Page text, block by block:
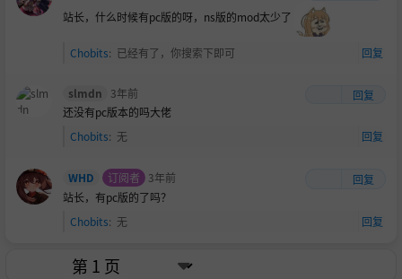
站长，什么时候有pc版的呀，ns版的mod太少了
Chobits: 已经有了，你搜索下即可 回复
slmdn 3年前
回复
还没有pc版本的吗大佬
Chobits: 无 回复
WHD 订阅者 3年前
回复
站长，有pc版的了吗？
Chobits: 无 回复